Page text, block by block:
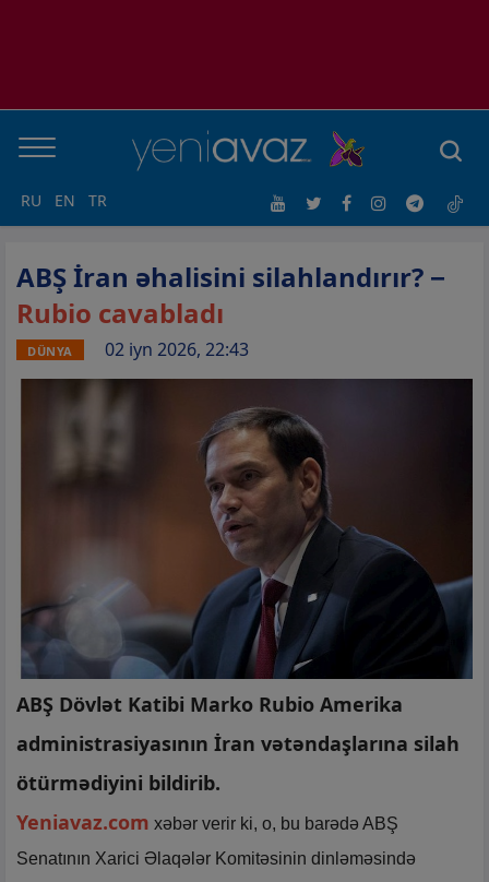
RU EN TR
ABŞ İran əhalisini silahlandırır? −
Rubio cavabladı
DÜNYA 02 iyn 2026, 22:43
ABŞ Dövlət Katibi Marko Rubio Amerika
administrasiyasının İran vətəndaşlarına silah
ötürmədiyini bildirib.
Yeniavaz.com xəbər verir ki, o, bu barədə ABŞ
Senatının Xarici Əlaqələr Komitəsinin dinləməsində